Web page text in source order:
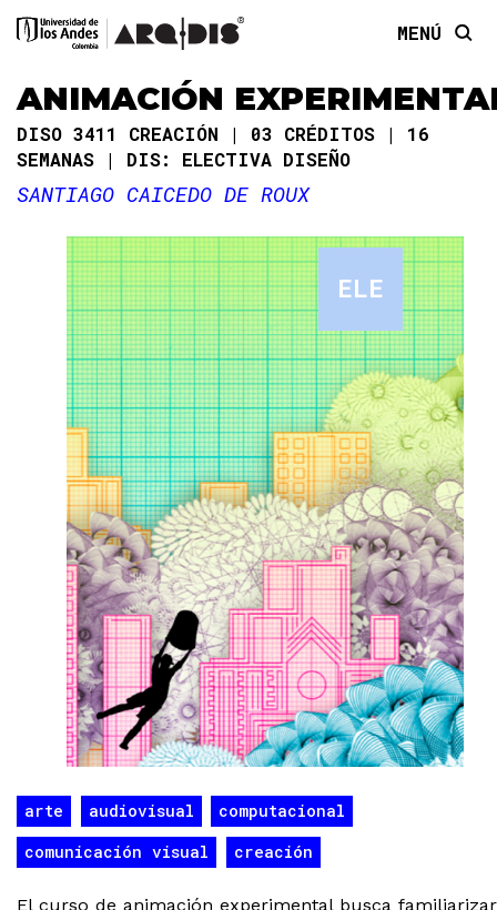
MENÚ
ANIMACIÓN
DISO 3411 CREACIÓN 03 CRÉDITOS
16
SEMANAS
DIS: ELECTIVA DISEÑO
SANTIAGO CAICEDO DE ROUX
ELE
arte audiovisual
computacional
comunicación visual
creación
El curso de animación experimental busca familiarizar